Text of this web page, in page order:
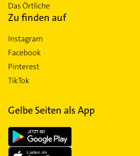
Das Örtliche
Zu finden auf
Instagram
Facebook
Pinterest
TikTok
Gelbe Seiten als App